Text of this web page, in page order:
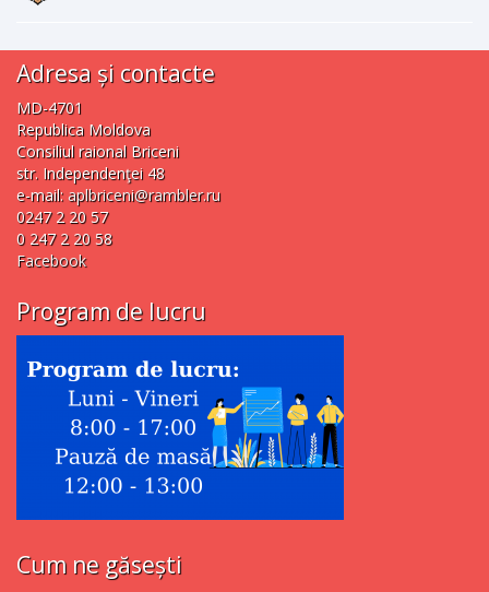
Adresa și contacte
MD-4701
Republica Moldova
Consiliul raional Briceni
str. Independenţei 48
e-mail: aplbriceni@rambler.ru
0247 2 20 57
0 247 2 20 58
Facebook
Program de lucru
Cum ne găsești